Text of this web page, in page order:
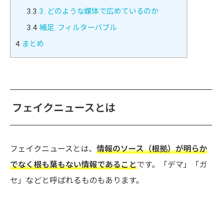
3.3 3. どのような媒体で広めているのか
3.4補足. フィルターバブル
4 まとめ
フェイクニュースとは
フェイクニュースとは、 情報のソース（根拠）が明らか
でなく根も葉もない情報であることです。「デマ」「ガ
セ」などと呼ばれるものもあります。